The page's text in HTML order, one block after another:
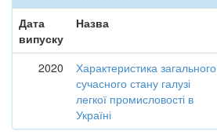
Дата
випуску
Назва
2020
Характеристика загального
сучасного стану галузі
легкої промисловості в
Україні